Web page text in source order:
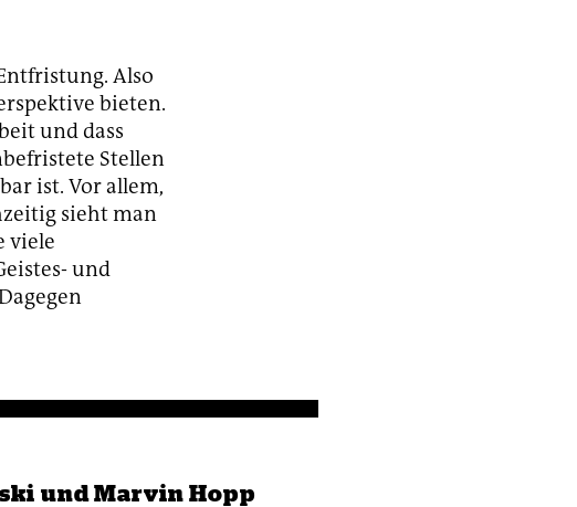
Also
bieten.
und dass
Stellen
ist. Vor allem,
sieht man
viele
und
und Marvin Hopp